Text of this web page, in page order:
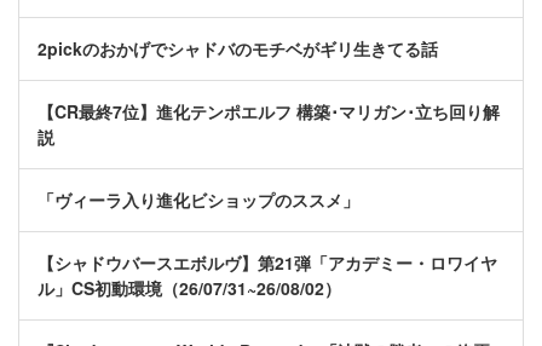
2pickのおかげでシャドバのモチベがギリ生きてる話
【CR最終7位】進化テンポエルフ 構築･マリガン･立ち回り解
説
「ヴィーラ入り進化ビショップのススメ」
【シャドウバースエボルヴ】第21弾「アカデミー・ロワイヤ
ル」CS初動環境（26/07/31~26/08/02）